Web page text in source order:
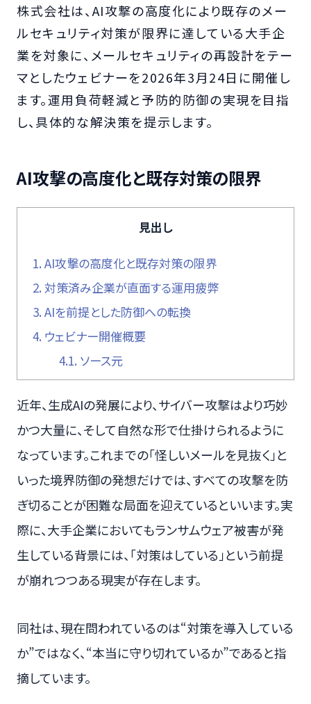
株式会社は、AI攻撃の高度化により既存のメー
ルセキュリティ対策が限界に達している大手企
業を対象に、メールセキュリティの再設計をテー
マとしたウェビナーを2026年3月24日に開催し
ます。運用負荷軽減と予防的防御の実現を目指
し、具体的な解決策を提示します。
AI攻撃の高度化と既存対策の限界
見出し
1. AI攻撃の高度化と既存対策の限界
2. 対策済み企業が直面する運用疲弊
3. AIを前提とした防御への転換
4. ウェビナー開催概要
4.1. ソース元
近年、生成AIの発展により、サイバー攻撃はより巧妙
かつ大量に、そして自然な形で仕掛けられるように
なっています。これまでの「怪しいメールを見抜く」と
いった境界防御の発想だけでは、すべての攻撃を防
ぎ切ることが困難な局面を迎えているといいます。実
際に、大手企業においてもランサムウェア被害が発
生している背景には、「対策はしている」という前提
が崩れつつある現実が存在します。
同社は、現在問われているのは“対策を導入している
か”ではなく、“本当に守り切れているか”であると指
摘しています。